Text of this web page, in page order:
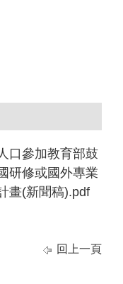
口參加教育部鼓
研修或國外專業
畫(新聞稿).pdf
回上一頁